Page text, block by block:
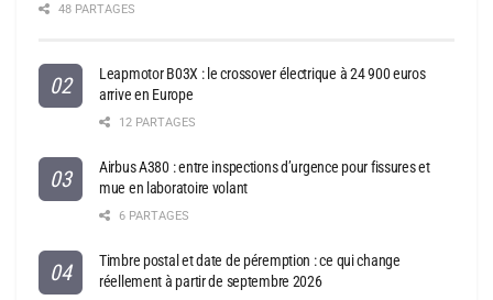
48 PARTAGES
Leapmotor B03X : le crossover électrique à 24 900 euros
arrive en Europe
12 PARTAGES
Airbus A380 : entre inspections d’urgence pour fissures et
mue en laboratoire volant
6 PARTAGES
Timbre postal et date de péremption : ce qui change
réellement à partir de septembre 2026